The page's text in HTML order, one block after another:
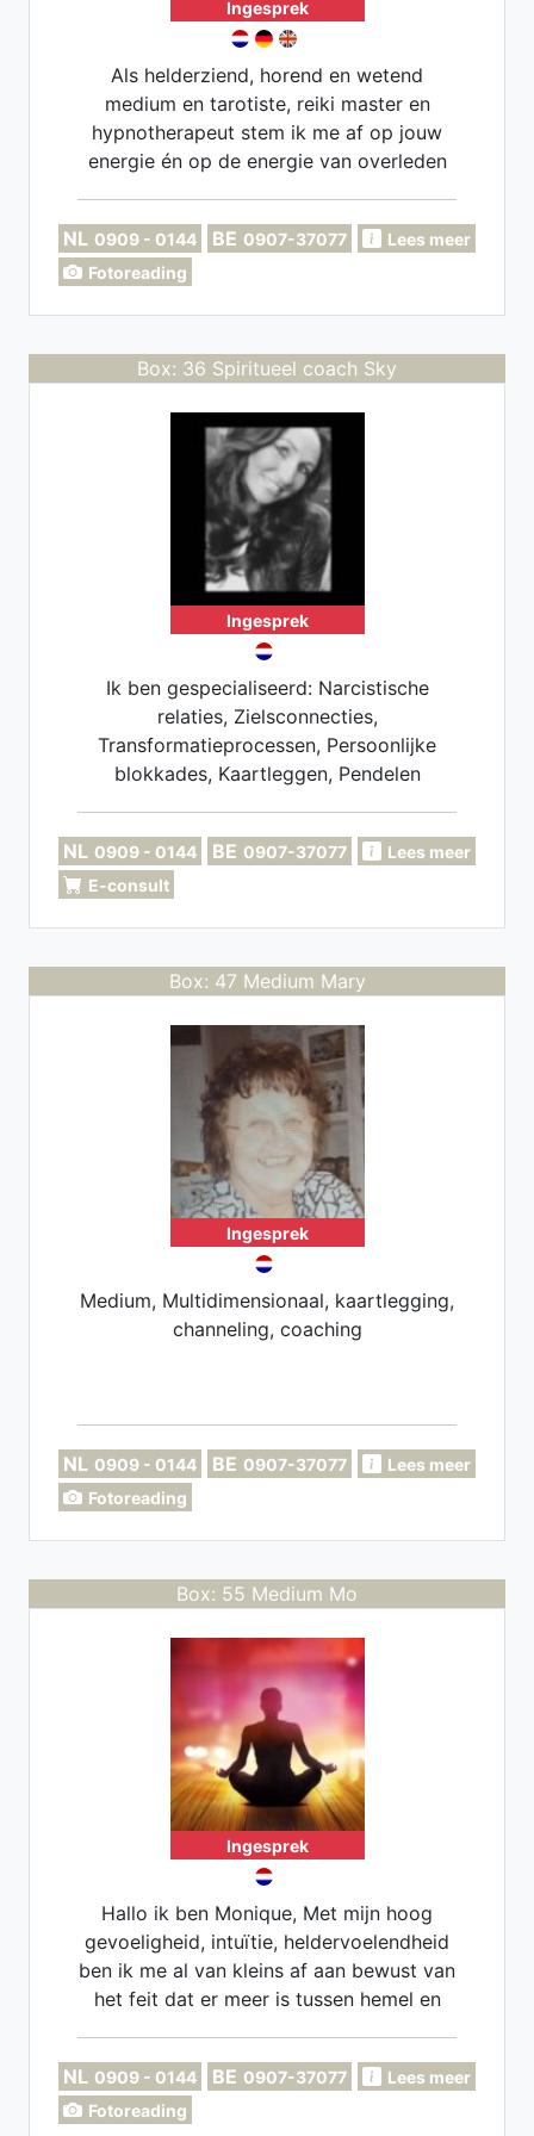
Ingesprek
Als helderziend, horend en wetend
medium en tarotiste, reiki master en
hypnotherapeut stem ik me af op jouw
energie én op de energie van overleden
intuïtie als gids verbind ik jou met dat
wat gezien, gevoeld en geheeld mag
NL 0909 - 0144 BE 0907-37077
Lees meer
Fotoreading
Box: 36 Spiritueel coach Sky
Ingesprek
Ik ben gespecialiseerd: Narcistische
relaties, Zielsconnecties,
Transformatieprocessen, Persoonlijke
blokkades, Kaartleggen, Pendelen
NL 0909 - 0144 BE 0907-37077
Lees meer
E-consult
Box: 47 Medium Mary
Ingesprek
Medium, Multidimensionaal, kaartlegging,
channeling, coaching
NL 0909 - 0144 BE 0907-37077
Lees meer
Fotoreading
Box: 55 Medium Mo
Ingesprek
Hallo ik ben Monique, Met mijn hoog
gevoeligheid, intuïtie, heldervoelendheid
ben ik me al van kleins af aan bewust van
het feit dat er meer is tussen hemel en
ervaring en diverse jarenlange studies
naast mijn werk begon ik mijn praktijk om
mensen te coachen en te begeleiden . Dit
NL 0909 - 0144 BE 0907-37077
Lees meer
Fotoreading